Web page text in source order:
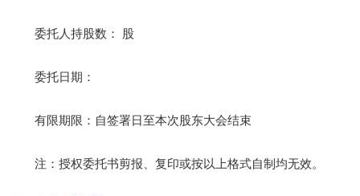
委托人持股数： 股
委托日期：
有限期限：自签署日至本次股东大会结束
注：授权委托书剪报、复印或按以上格式自制均无效。